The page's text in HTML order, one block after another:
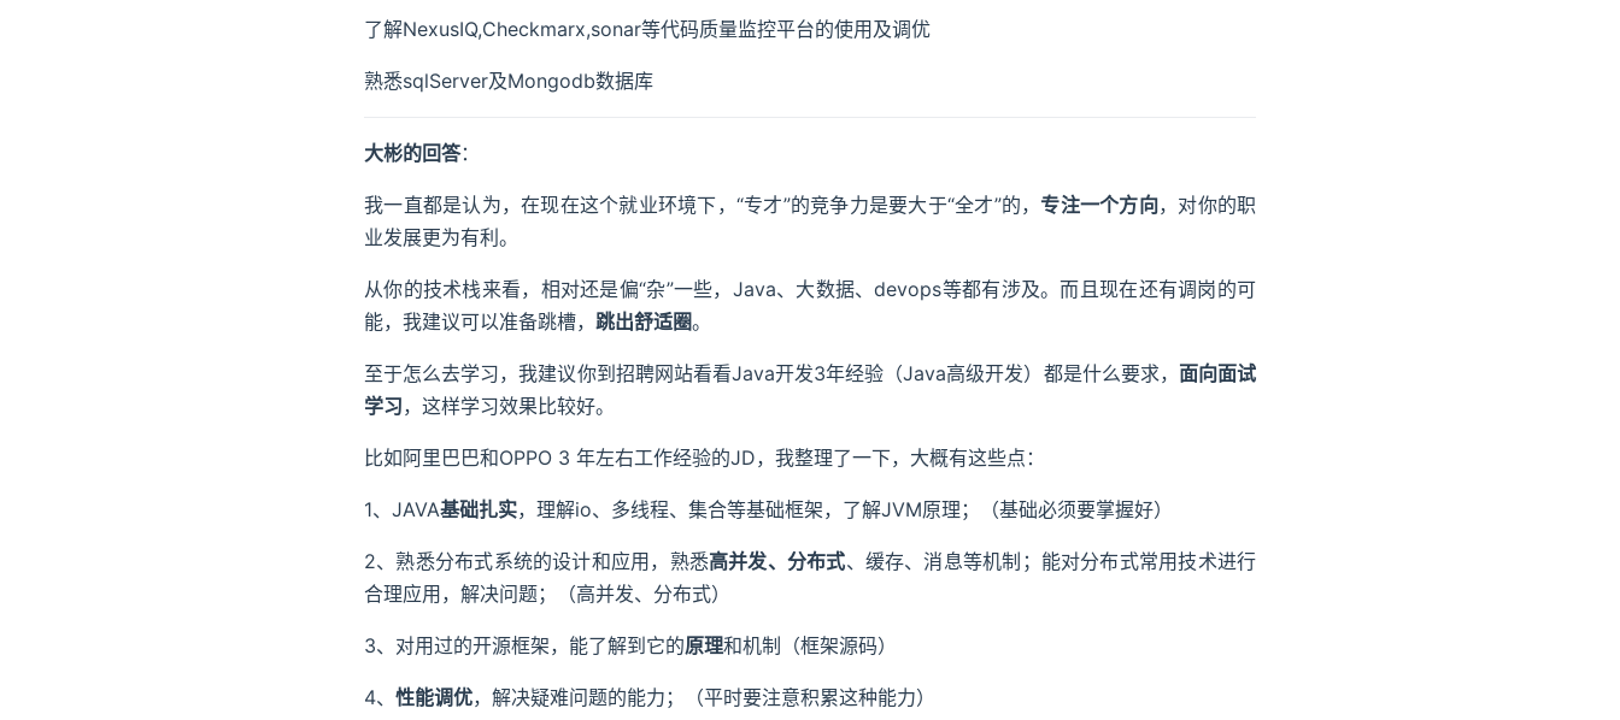
了解NexusIQ,Checkmarx,sonar等代码质量监控平台的使用及调优
熟悉sqlServer及Mongodb数据库
大彬的回答：
我一直都是认为，在现在这个就业环境下，“专才”的竞争力是要大于“全才”的， 专注一个方向，对你的职
业发展更为有利。
从你的技术栈来看，相对还是偏“杂”一些，Java、大数据、devops等都有涉及。而且现在还有调岗的可
能，我建议可以准备跳槽， 跳出舒适圈。
至于怎么去学习，我建议你到招聘网站看看Java开发3年经验（Java高级开发）都是什么要求， 面向面试
学习，这样学习效果比较好。
比如阿里巴巴和OPPO 3 年左右工作经验的JD，我整理了一下，大概有这些点：
1、JAVA基础扎实，理解io、多线程、集合等基础框架，了解JVM原理；（基础必须要掌握好）
2、熟悉分布式系统的设计和应用，熟悉高并发、分布式、缓存、消息等机制；能对分布式常用技术进行
合理应用，解决问题；（高并发、分布式）
3、对用过的开源框架，能了解到它的原理和机制（框架源码）
4、 性能调优，解决疑难问题的能力；（平时要注意积累这种能力）